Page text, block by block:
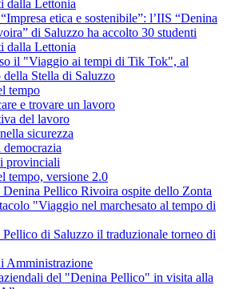
dalla Lettonia
etica e sostenibile”: l’IIS “Denina
di Saluzzo ha accolto 30 studenti
dalla Lettonia
il "Viaggio ai tempi di Tik Tok", al
della Stella di Saluzzo
tempo
e trovare un lavoro
del lavoro
sicurezza
provinciali
tempo, versione 2.0
Denina Pellico Rivoira ospite dello Zonta
"Viaggio nel marchesato al tempo di
di Saluzzo il traduzionale torneo di
Amministrazione
del "Denina Pellico" in visita alla